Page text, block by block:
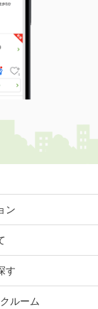
ン
す
ルーム